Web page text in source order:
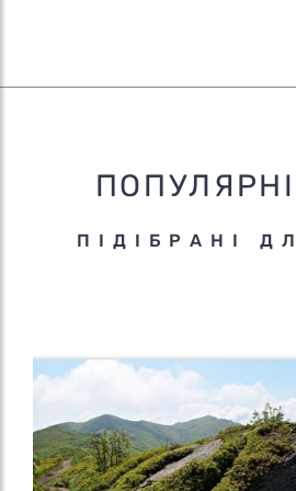
ПІДІБРАНІ